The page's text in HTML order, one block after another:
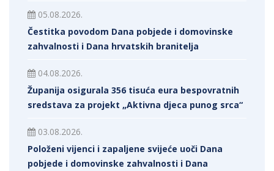
05.08.2026.
Čestitka povodom Dana pobjede i domovinske
zahvalnosti i Dana hrvatskih branitelja
04.08.2026.
Županija osigurala 356 tisuća eura bespovratnih
sredstava za projekt „Aktivna djeca punog srca“
03.08.2026.
Položeni vijenci i zapaljene svijeće uoči Dana
pobjede i domovinske zahvalnosti i Dana